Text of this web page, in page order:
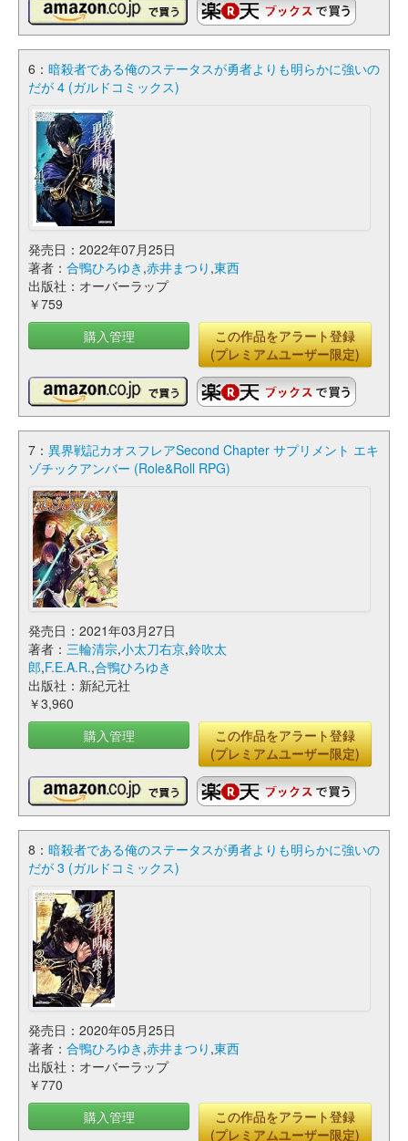
6： 暗殺者である俺のステータスが勇者よりも明らかに強いの
だが 4 (ガルドコミックス)
発売日：2022年07月25日
著者： 合鴨ひろゆき ,赤井まつり ,東西
出版社：オーバーラップ
￥759
購入管理
この作品をアラート登録
(プレミアムユーザー限定)
7： 異界戦記カオスフレアSecond Chapter サプリメント エキ
ゾチックアンバー (Role&Roll RPG)
発売日：2021年03月27日
著者： 三輪清宗,小太刀右京,鈴吹太
郎,F.E.A.R.,合鴨ひろゆき
出版社：新紀元社
￥3,960
購入管理
この作品をアラート登録
(プレミアムユーザー限定)
8： 暗殺者である俺のステータスが勇者よりも明らかに強いの
だが 3 (ガルドコミックス)
発売日：2020年05月25日
著者： 合鴨ひろゆき ,赤井まつり ,東西
出版社：オーバーラップ
￥770
購入管理
この作品をアラート登録
(プレミアムユーザー限定)